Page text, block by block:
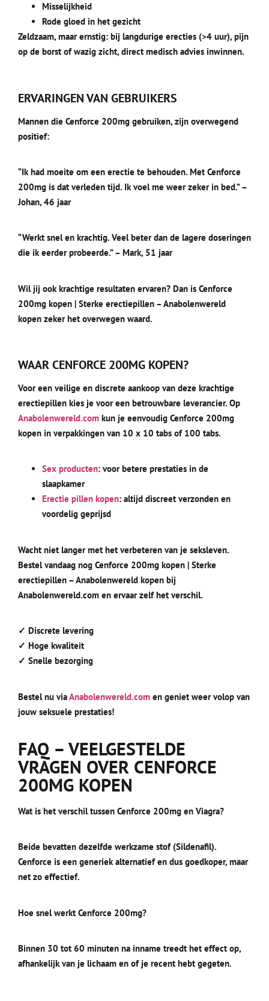
Misselijkheid
Rode gloed in het gezicht
Zeldzaam, maar ernstig: bij langdurige erecties (>4 uur), pijn
op de borst of wazig zicht, direct medisch advies inwinnen.
ERVARINGEN VAN GEBRUIKERS
Mannen die Cenforce 200mg gebruiken, zijn overwegend
positief:
“Ik had moeite om een erectie te behouden. Met Cenforce
200mg is dat verleden tijd. Ik voel me weer zeker in bed.” –
Johan, 46 jaar
“Werkt snel en krachtig. Veel beter dan de lagere doseringen
die ik eerder probeerde.” – Mark, 51 jaar
Wil jij ook krachtige resultaten ervaren? Dan is Cenforce
200mg kopen | Sterke erectiepillen – Anabolenwereld
kopen zeker het overwegen waard.
WAAR CENFORCE 200MG KOPEN?
Voor een veilige en discrete aankoop van deze krachtige
erectiepillen kies je voor een betrouwbare leverancier. Op
Anabolenwereld.com kun je eenvoudig Cenforce 200mg
kopen in verpakkingen van 10 x 10 tabs of 100 tabs.
Sex producten: voor betere prestaties in de
slaapkamer
Erectie pillen kopen: altijd discreet verzonden en
voordelig geprijsd
Wacht niet langer met het verbeteren van je seksleven.
Bestel vandaag nog Cenforce 200mg kopen | Sterke
erectiepillen – Anabolenwereld kopen bij
Anabolenwereld.com en ervaar zelf het verschil.
✓ Discrete levering
✓ Hoge kwaliteit
✓ Snelle bezorging
Bestel nu viaAnabolenwereld.com en geniet weer volop van
jouw seksuele prestaties!
FAQ – VEELGESTELDE
VRAGEN OVER CENFORCE
200MG KOPEN
Wat is het verschil tussen Cenforce 200mg en Viagra?
Beide bevatten dezelfde werkzame stof (Sildenafil).
Cenforce is een generiek alternatief en dus goedkoper, maar
net zo effectief.
Hoe snel werkt Cenforce 200mg?
Binnen 30 tot 60 minuten na inname treedt het effect op,
afhankelijk van je lichaam en of je recent hebt gegeten.